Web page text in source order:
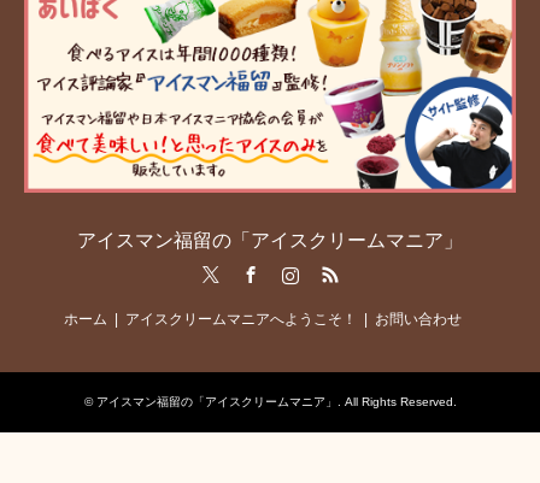
アイスマン福留の「アイスクリームマニア」
RSS
ホーム アイスクリームマニアへようこそ！ お問い合わせ
© アイスマン福留の「アイスクリームマニア」 . All Rights Reserved.